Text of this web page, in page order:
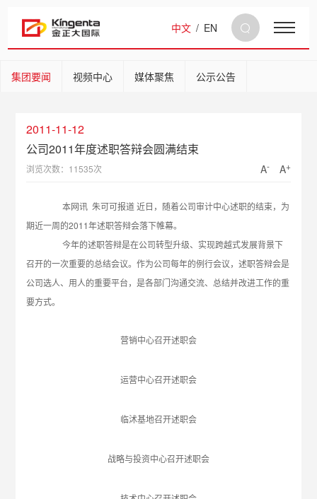
中文 / EN
集团要闻 视频中心 媒体聚焦 公示公告
2011-11-12
公司2011年度述职答辩会圆满结束
浏览次数：11535次 A- A+
本网讯 朱可可报道 近日，随着公司审计中心述职的结束，为
期近一周的2011年述职答辩会落下帷幕。
今年的述职答辩是在公司转型升级、实现跨越式发展背景下
召开的一次重要的总结会议。作为公司每年的例行会议，述职答辩会是
公司选人、用人的重要平台，是各部门沟通交流、总结并改进工作的重
要方式。
营销中心召开述职会
运营中心召开述职会
临沭基地召开述职会
战略与投资中心召开述职会